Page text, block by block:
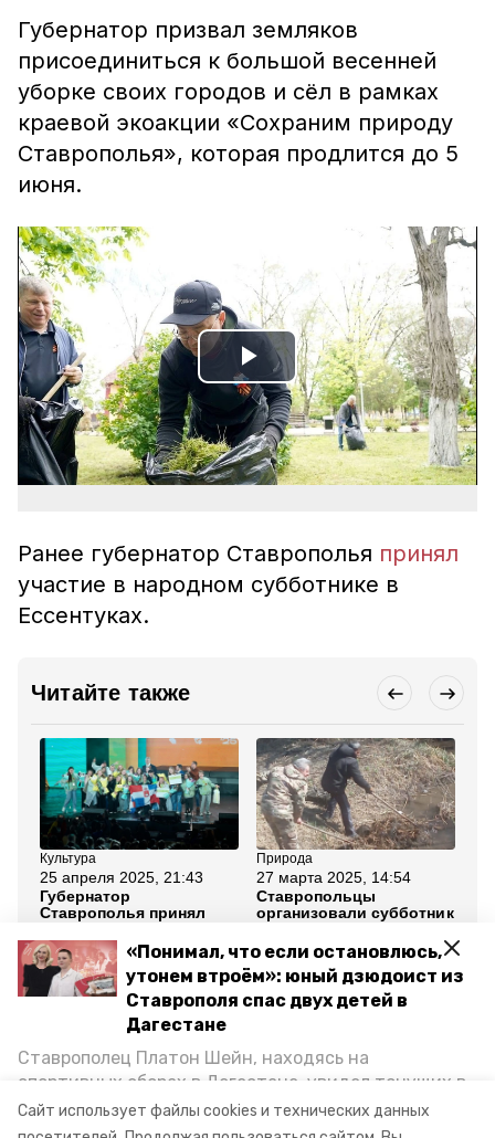
Сайт использует файлы cookies и технических данных
«Понимал, что если остановлюсь,
утонем втроём»: юный дзюдоист из
Ставрополя спас двух детей в
Дагестане
Ставрополец Платон Шейн, находясь на
спортивных сборах в Дегестане, увидел тонущих в
Каспийском море детей и бросился на помощь. По
возвращении домой, отважного мальчика
Губернатор призвал земляков
присоединиться к большой весенней
уборке своих городов и сёл в рамках
краевой экоакции «Сохраним природу
Ставрополья», которая продлится до 5
июня.
Play
Video
Ранее губернатор Ставрополья принял
участие в народном субботнике в
Ессентуках.
Читайте также
Культура
25 апреля 2025, 21:43
Губернатор
Ставрополья принял
закрытия III Школьной
весны
Природа
27 марта 2025, 14:54
Ставропольцы
организовали субботник
Все новости
субботник губернатор владимир владимиров
уборка парка